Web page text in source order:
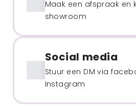
Maak een afspraak en
showroom
Social media
Stuur een DM via
Instagram